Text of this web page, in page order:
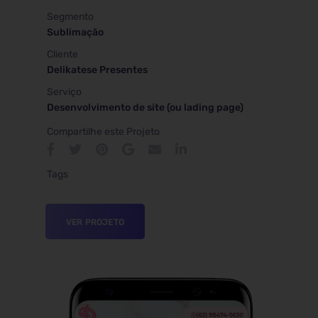
Segmento
Sublimação
Cliente
Delikatese Presentes
Serviço
Desenvolvimento de site (ou lading page)
Compartilhe este Projeto
Tags
VER PROJETO